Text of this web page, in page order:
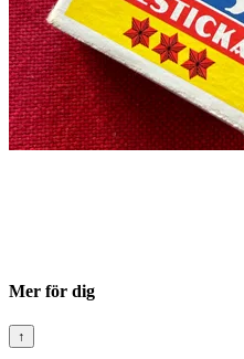
Mer för dig
↑